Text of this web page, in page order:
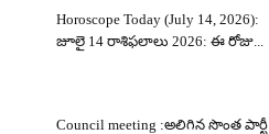
Horoscope Today (July 14, 2026):
జూలై 14 రాశిఫలాలు 2026: ఈ రోజు...
Council meeting :అలిగిన సొంత పార్టీ